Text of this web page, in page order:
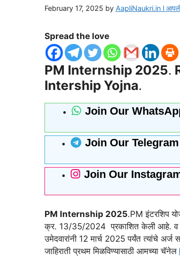
February 17, 2025 by AapliNaukri.in l आपली
Spread the love
PM Internship 2025.
Intership Yojna.
Join Our
Join Our Telegram
Join Our
PM Internship 2025.PM इंटरशिप
क्र. 13/35/2024 प्रकाशित केली आहे. व
उमेदवारांनी 12 मार्च 2025 पर्यंत त्यांचे अर्ज
जाहिराती प्रथम मिळविण्यासाठी आमच्या चॅनेल